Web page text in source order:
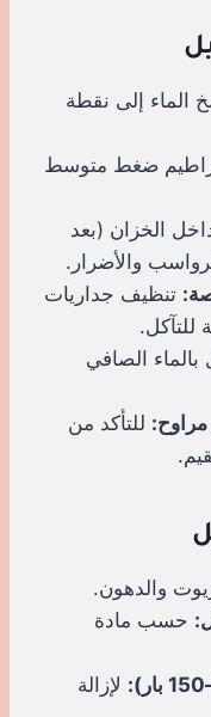
الماء إلى نقطة
ضغط متوسط
الخزان (بعد
والأضرار.
تنظيف جداريات
للتآكل.
الصافي
مراوح: للتأكد من
والدهون.
حسب مادة
لإزالة